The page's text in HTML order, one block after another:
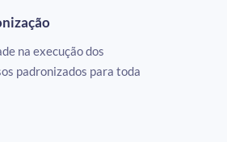
na execução dos
padronizados para toda